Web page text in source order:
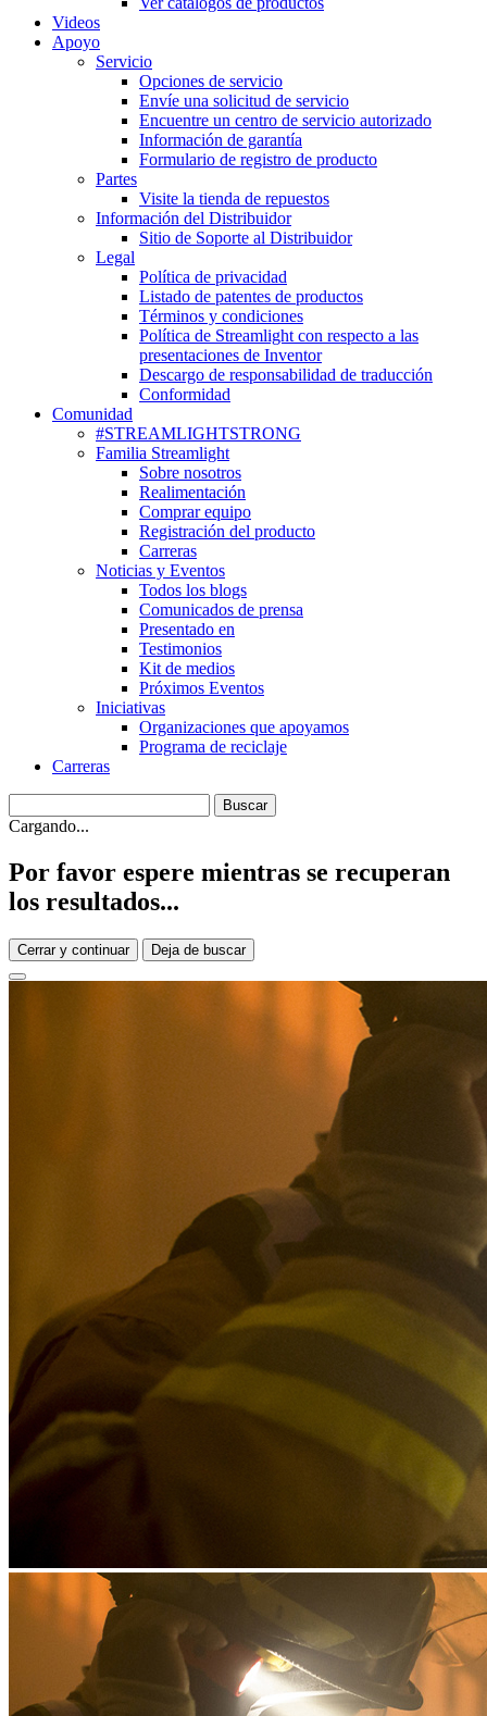
Videos
Apoyo
Servicio
Opciones de servicio
Envíe una solicitud de servicio
Encuentre un centro de servicio autorizado
Información de garantía
Formulario de registro de producto
Partes
Visite la tienda de repuestos
Información del Distribuidor
Sitio de Soporte al Distribuidor
Legal
Política de privacidad
Listado de patentes de productos
Términos y condiciones
Política de Streamlight con respecto a las
presentaciones de Inventor
Descargo de responsabilidad de traducción
Conformidad
Comunidad
#STREAMLIGHTSTRONG
Familia Streamlight
Sobre nosotros
Realimentación
Comprar equipo
Registración del producto
Carreras
Noticias y Eventos
Todos los blogs
Comunicados de prensa
Presentado en
Testimonios
Kit de medios
Próximos Eventos
Iniciativas
Organizaciones que apoyamos
Programa de reciclaje
Carreras
Cargando...
Por favor espere mientras se recuperan
los resultados...
Cerrar y continuar Deja de buscar